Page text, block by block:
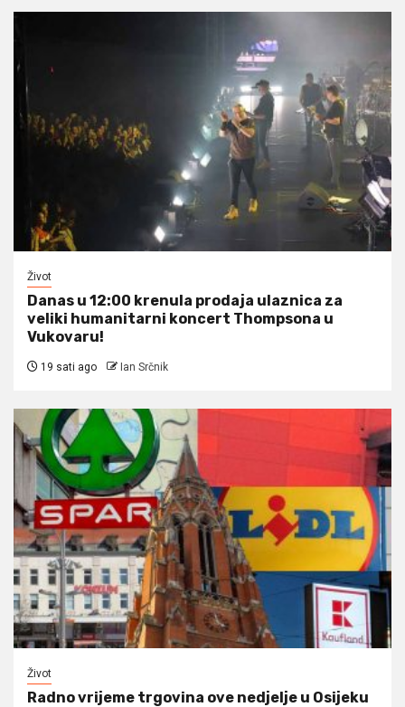
Život
Danas u 12:00 krenula prodaja ulaznica za
veliki humanitarni koncert Thompsona u
Vukovaru!
19 sati ago Ian Srčnik
Život
Radno vrijeme trgovina ove nedjelje u Osijeku